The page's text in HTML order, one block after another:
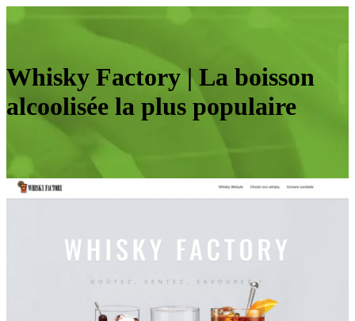
Whisky Factory | La boisson
alcoolisée la plus populaire